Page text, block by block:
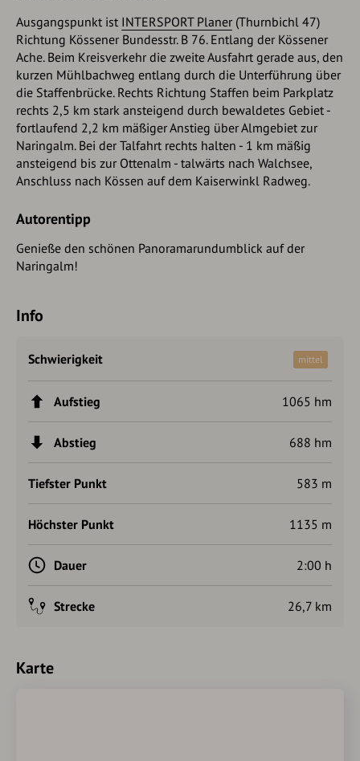
Ausgangspunkt ist INTERSPORT Planer(Thurnbichl 47)
Richtung Kössener Bundesstr. B 76. Entlang der Kössener
Ache. Beim Kreisverkehr die zweite Ausfahrt gerade aus, den
kurzen Mühlbachweg entlang durch die Unterführung über
die Staffenbrücke. Rechts Richtung Staffen beim Parkplatz
rechts 2,5 km stark ansteigend durch bewaldetes Gebiet -
fortlaufend 2,2 km mäßiger Anstieg über Almgebiet zur
Naringalm. Bei der Talfahrt rechts halten - 1 km mäßig
ansteigend bis zur Ottenalm - talwärts nach Walchsee,
Anschluss nach Kössen auf dem Kaiserwinkl Radweg.
Autorentipp
Genieße den schönen Panoramarundumblick auf der
Naringalm!
Info
Schwierigkeit mittel
Aufstieg 1065 hm
Abstieg 688 hm
Tiefster Punkt 583 m
Höchster Punkt 1135 m
Dauer 2:00 h
Strecke 26,7 km
Karte